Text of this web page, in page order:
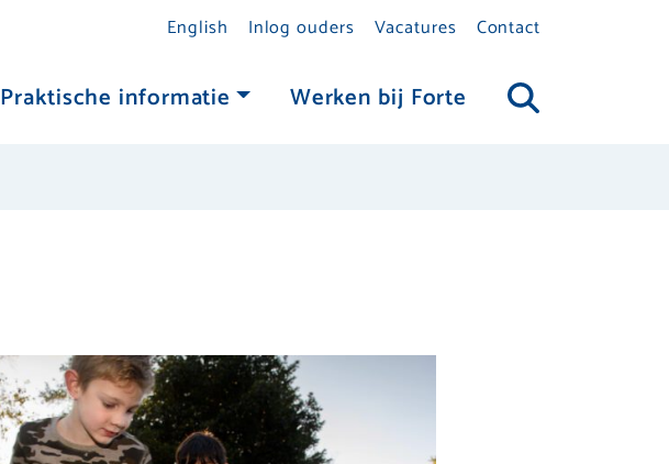
English Inlog ouders Vacatures Contact
Praktische informatie Werken bij Forte